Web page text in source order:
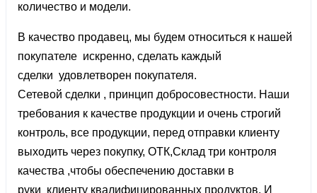
количество и модели.
В качество продавец, мы будем относиться к нашей
покупателе искренно, сделать каждый
сделки удовлетворен покупателя.
Сетевой сделки , принцип добросовестности. Наши
требования к качестве продукции и очень строгий
контроль, все продукции, перед отправки клиенту
выходить через покупку, ОТК,Склад три контроля
качества ,чтобы обеспечению доставки в
руки клиенту квалифицированных продуктов. И